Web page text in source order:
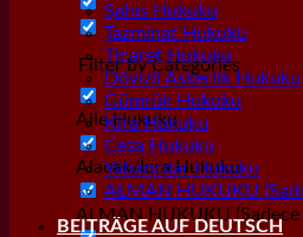
Filter by Categories
Aile Hukuku
Alacak/İcra Hukuku
ALMAN HUKUKU
Şahıs Hukuku
Tazminat Hukuku
Ticaret Hukuku
Dövizli Askerlik Hukuku
Gümrük Hukuku
Kira Hukuku
Ceza Hukuku
Yabancılar Hukuku
ALMAN HUKUKU
BEITRÄGE AUF DEUTSCH